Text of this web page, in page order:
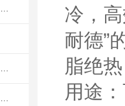
电热恒温草莓APP最新下载地址
智能生化草莓APP最新下载地址
低温生化草莓APP最新下载地址
冷，
耐德”
脂绝
用途